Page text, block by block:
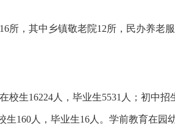
所，其中乡镇敬老院12所，民办养老
校生16224人，毕业生5531人；初中
生160人，毕业生16人。学前教育在